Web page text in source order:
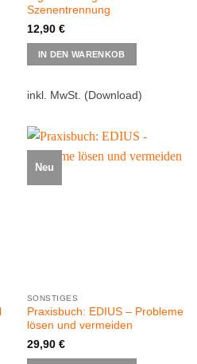
Szenentrennung
12,90 €
IN DEN WARENKOB
inkl. MwSt. (Download)
Neu
SONSTIGES
Praxisbuch: EDIUS – Probleme
lösen und vermeiden
29,90 €